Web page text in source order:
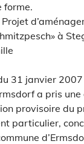
forme.
Projet
à
31 janvier
a pris
provisoire du
particulier,